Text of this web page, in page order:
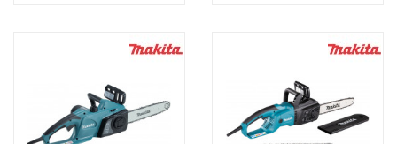
Összehasonlítás Összehasonlítás